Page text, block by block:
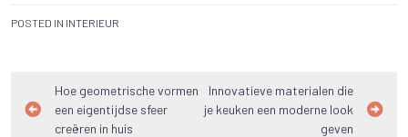
POSTED IN INTERIEUR
Bericht
navigatie
Hoe geometrische vormen
een eigentijdse sfeer
creëren in huis
Innovatieve materialen die
je keuken een moderne look
geven